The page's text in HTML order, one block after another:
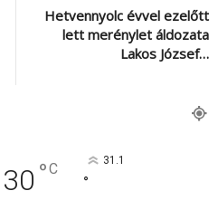
Hetvennyolc évvel ezelőtt
lett merénylet áldozata
Lakos József…
30 °C 31.1
°